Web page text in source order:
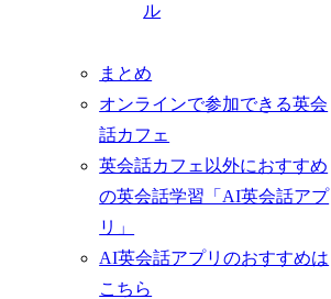
ル
まとめ
オンラインで参加できる英会
話カフェ
英会話カフェ以外におすすめ
の英会話学習「AI英会話アプ
リ」
AI英会話アプリのおすすめは
こちら